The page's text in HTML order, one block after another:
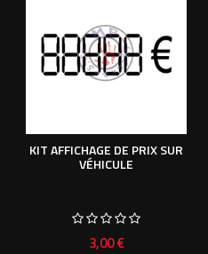
KIT AFFICHAGE DE PRIX SUR
VÉHICULE
Prix
3,00 €